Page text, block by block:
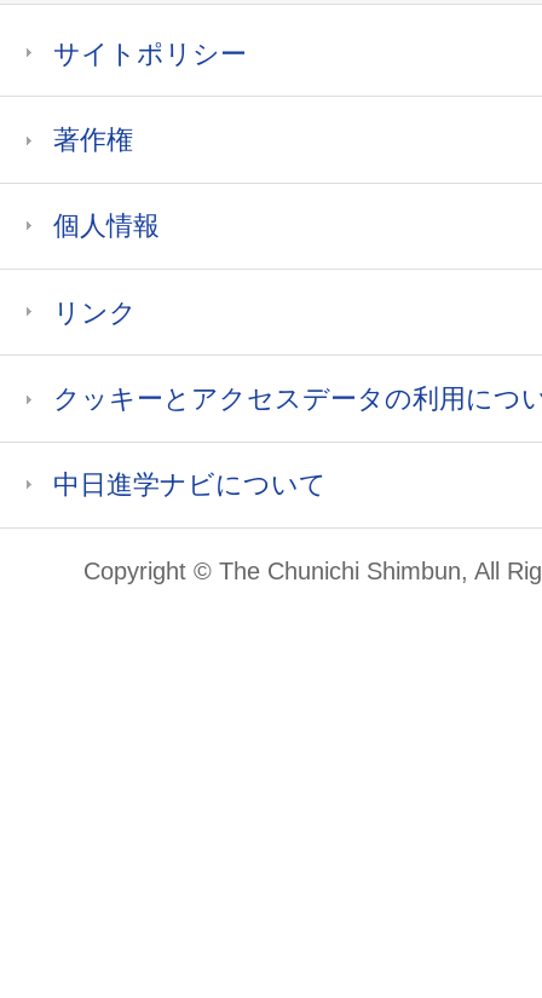
サイトポリシー
著作権
個人情報
リンク
クッキーとアクセスデータの利用につ
中日進学ナビについて
Copyright © The Chunichi Shimbun, All